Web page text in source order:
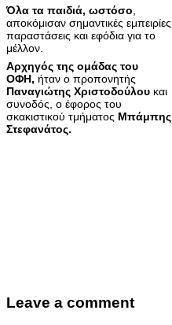
Όλα τα παιδιά, ωστόσο
αποκόμισαν σημαντικές εμπειρίες,
παραστάσεις και εφόδια για το
μέλλον.
Αρχηγός της ομάδας του
ΟΦΗ, ήταν ο προπονητής
Παναγιώτης Χριστοδούλου και
συνοδός, ο έφορος του
σκακιστικού τμήματος Μπάμπης
Στεφανάτος.
Leave a comment